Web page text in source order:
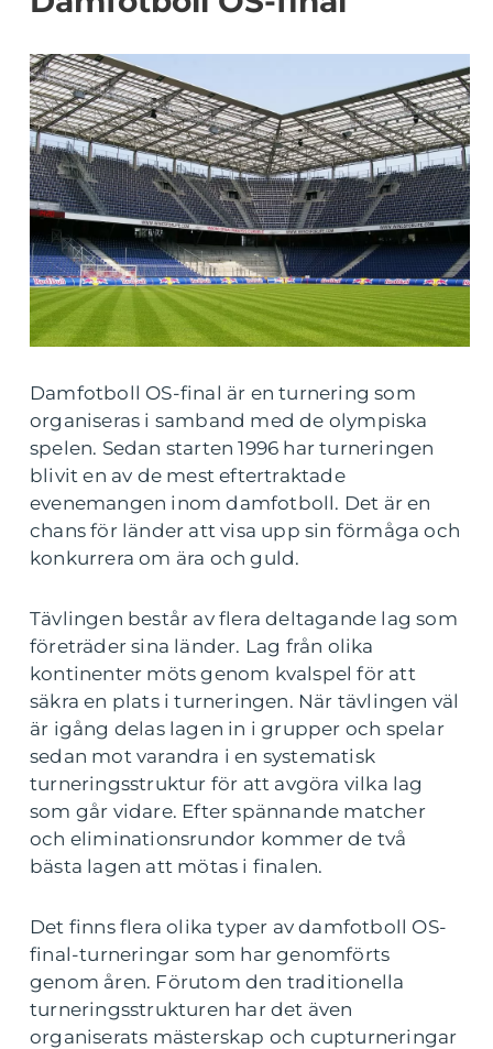
Damfotboll OS-final är en turnering som
organiseras i samband med de olympiska
spelen. Sedan starten 1996 har turneringen
blivit en av de mest eftertraktade
evenemangen inom damfotboll. Det är en
chans för länder att visa upp sin förmåga och
konkurrera om ära och guld.
Tävlingen består av flera deltagande lag som
företräder sina länder. Lag från olika
kontinenter möts genom kvalspel för att
säkra en plats i turneringen. När tävlingen väl
är igång delas lagen in i grupper och spelar
sedan mot varandra i en systematisk
turneringsstruktur för att avgöra vilka lag
som går vidare. Efter spännande matcher
och eliminationsrundor kommer de två
bästa lagen att mötas i finalen.
Det finns flera olika typer av damfotboll OS-
final-turneringar som har genomförts
genom åren. Förutom den traditionella
turneringsstrukturen har det även
organiserats mästerskap och cupturneringar